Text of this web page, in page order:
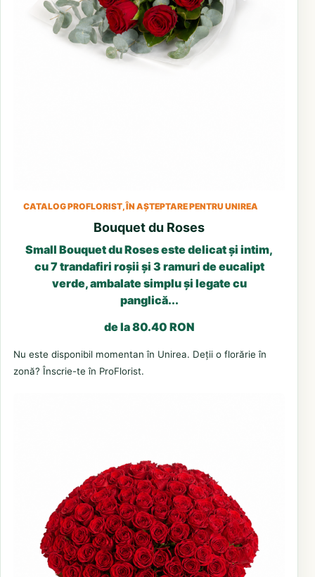
CATALOG PROFLORIST, ÎN AȘTEPTARE PENTRU UNIREA
Bouquet du Roses
Small Bouquet du Roses este delicat și intim,
cu 7 trandafiri roșii și 3 ramuri de eucalipt
verde, ambalate simplu și legate cu
panglică...
de la 80.40 RON
Nu este disponibil momentan în Unirea. Deții o florărie în
zonă? Înscrie-te în ProFlorist.